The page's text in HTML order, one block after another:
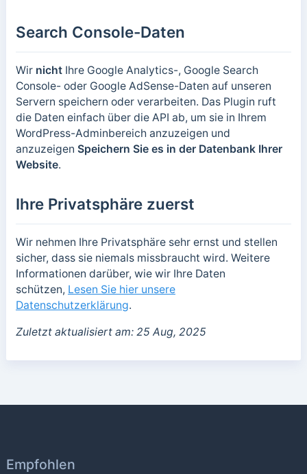
Search Console-Daten
Wir nicht Ihre Google Analytics-, Google Search
Console- oder Google AdSense-Daten auf unseren
Servern speichern oder verarbeiten. Das Plugin ruft
die Daten einfach über die API ab, um sie in Ihrem
WordPress-Adminbereich anzuzeigen und
anzuzeigen Speichern Sie es in der Datenbank Ihrer
Website.
Ihre Privatsphäre zuerst
Wir nehmen Ihre Privatsphäre sehr ernst und stellen
sicher, dass sie niemals missbraucht wird. Weitere
Informationen darüber, wie wir Ihre Daten
schützen, Lesen Sie hier unsere
Datenschutzerklärung.
Zuletzt aktualisiert am: 25 Aug, 2025
Empfohlen